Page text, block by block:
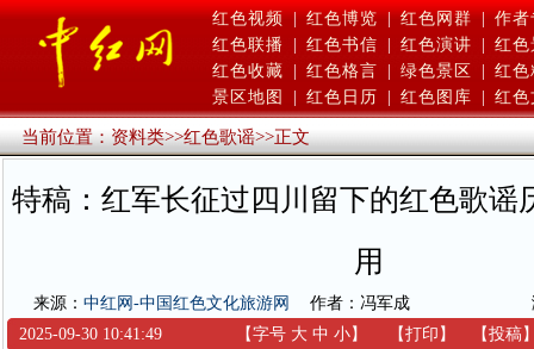
红色视频 | 红色博览 | 红色网群 | 作者
红色联播
红色书信 红色演讲
红色
红色收藏
红色格言 绿色景区
红色
景区地图
红色日历 红色图库 红色
当前位置：资料类>>红色歌谣>>正文
特稿：红军长征过四川留下的红色歌谣
用
来源： 中红网-中国红色文化旅游网 作者：冯军成
2025-09-30 10:41:49
【字号 大 中 小】 【打印 】 【投稿